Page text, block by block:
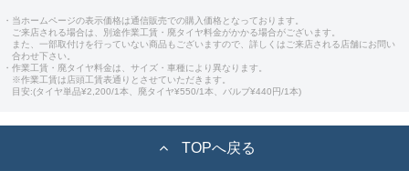
・当ホームページの表示価格は通信販売での購入価格となっております。
ご来店される場合は、別途作業工賃・廃タイヤ料金がかかる場合がございます。
また、一部取付けを行っていない商品もございますので、詳しくはご来店される店舗にお問い
合わせ下さい。
・作業工賃・廃タイヤ料金は、サイズ・車種により異なります。
※作業工賃は店頭工賃表通りとさせていただきます。
目安:(タイヤ単品¥2,200/1本、廃タイヤ¥550/1本、バルブ¥440円/1本)
TOPへ戻る